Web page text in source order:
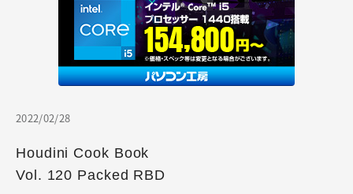
2022/02/28
Houdini Cook Book
Vol. 120 Packed RBD